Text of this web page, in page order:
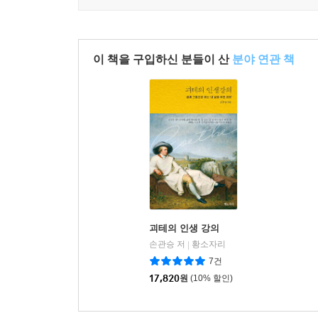
이 책을 구입하신 분들이 산 분야 연관 책
괴테의 인생 강의
손관승 저
황소자리
7건
17,820원 (10% 할인)